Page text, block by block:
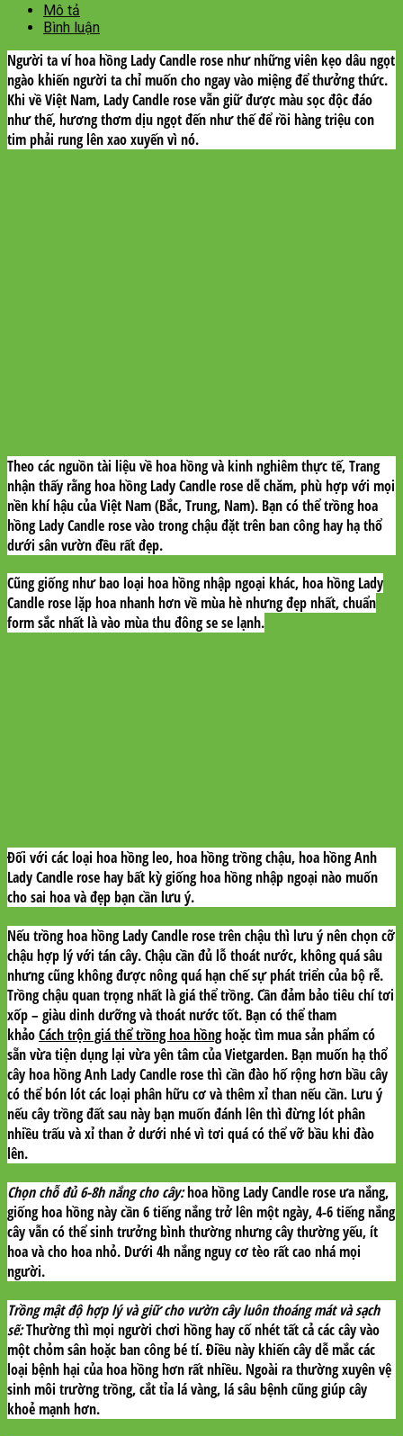
Mô tả
Bình luận
Người ta ví hoa hồng Lady Candle rose như những viên kẹo dâu ngọt
ngào khiến người ta chỉ muốn cho ngay vào miệng để thưởng thức.
Khi về Việt Nam, Lady Candle rose vẫn giữ được màu sọc độc đáo
như thế, hương thơm dịu ngọt đến như thế để rồi hàng triệu con
tim phải rung lên xao xuyến vì nó.
Theo các nguồn tài liệu về hoa hồng và kinh nghiêm thực tế, Trang
nhận thấy rằng hoa hồng Lady Candle rose dễ chăm, phù hợp với mọi
nền khí hậu của Việt Nam (Bắc, Trung, Nam). Bạn có thể trồng hoa
hồng Lady Candle rose vào trong chậu đặt trên ban công hay hạ thổ
dưới sân vườn đều rất đẹp.
Cũng giống như bao loại hoa hồng nhập ngoại khác, hoa hồng Lady
Candle rose lặp hoa nhanh hơn về mùa hè nhưng đẹp nhất, chuẩn
form sắc nhất là vào mùa thu đông se se lạnh.
Đối với các loại hoa hồng leo, hoa hồng trồng chậu, hoa hồng Anh
Lady Candle rose hay bất kỳ giống hoa hồng nhập ngoại nào muốn
cho sai hoa và đẹp bạn cần lưu ý.
Nếu trồng hoa hồng Lady Candle rose trên chậu thì lưu ý nên chọn cỡ
chậu hợp lý với tán cây. Chậu cần đủ lỗ thoát nước, không quá sâu
nhưng cũng không được nông quá hạn chế sự phát triển của bộ rễ.
Trồng chậu quan trọng nhất là giá thể trồng. Cần đảm bảo tiêu chí tơi
xốp – giàu dinh dưỡng và thoát nước tốt. Bạn có thể tham
khảoCách trộn giá thể trồng hoa hồnghoặc tìm mua sản phẩm có
sẵn vừa tiện dụng lại vừa yên tâm của Vietgarden. Bạn muốn hạ thổ
cây hoa hồng Anh Lady Candle rose thì cần đào hố rộng hơn bầu cây
có thể bón lót các loại phân hữu cơ và thêm xỉ than nếu cần. Lưu ý
nếu cây trồng đất sau này bạn muốn đánh lên thì đừng lót phân
nhiều trấu và xỉ than ở dưới nhé vì tơi quá có thể vỡ bầu khi đào
lên.
Chọn chỗ đủ 6-8h nắng cho cây:hoa hồng Lady Candle rose ưa nắng,
giống hoa hồng này cần 6 tiếng nắng trở lên một ngày, 4-6 tiếng nắng
cây vẫn có thể sinh trưởng bình thường nhưng cây thường yếu, ít
hoa và cho hoa nhỏ. Dưới 4h nắng nguy cơ tèo rất cao nhá mọi
người.
Trồng mật độ hợp lý và giữ cho vườn cây luôn thoáng mát và sạch
sẽ:Thường thì mọi người chơi hồng hay cố nhét tất cả các cây vào
một chỏm sân hoặc ban công bé tí. Điều này khiến cây dễ mắc các
loại bệnh hại của hoa hồng hơn rất nhiều. Ngoài ra thường xuyên vệ
sinh môi trường trồng, cắt tỉa lá vàng, lá sâu bệnh cũng giúp cây
khoẻ mạnh hơn.